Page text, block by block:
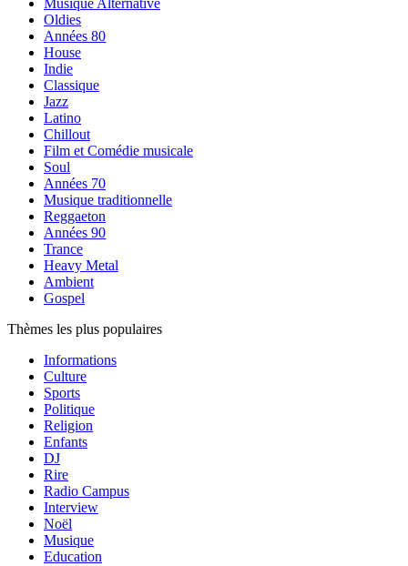
Musique Alternative
Oldies
Années 80
House
Indie
Classique
Jazz
Latino
Chillout
Film et Comédie musicale
Soul
Années 70
Musique traditionnelle
Reggaeton
Années 90
Trance
Heavy Metal
Ambient
Gospel
Thèmes les plus populaires
Informations
Culture
Sports
Politique
Religion
Enfants
DJ
Rire
Radio Campus
Interview
Noël
Musique
Education